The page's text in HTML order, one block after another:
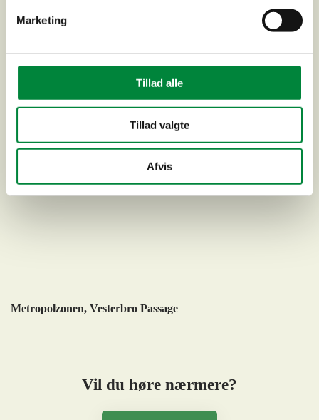
Marketing
Tillad alle
Tillad valgte
Afvis
Nyt fortov og cykelsti i begge sider af Frederiksværksgade,
Metropolzonen, Vesterbro Passage
Vil du høre nærmere?